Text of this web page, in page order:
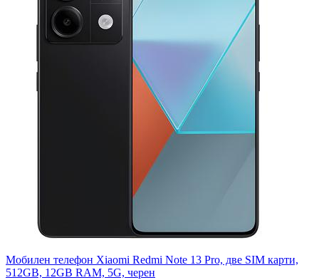
Мобилен телефон Xiaomi Redmi Note 13 Pro, две SIM карти,
512GB, 12GB RAM, 5G, черен